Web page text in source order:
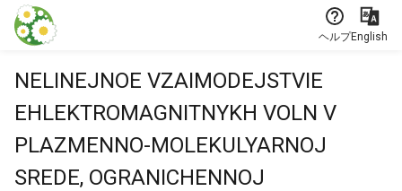
本文に飛ぶ
ヘルプEnglish
NELINEJNOE VZAIMODEJSTVIE
EHLEKTROMAGNITNYKH VOLN V
PLAZMENNO-MOLEKULYARNOJ
SREDE, OGRANICHENNOJ